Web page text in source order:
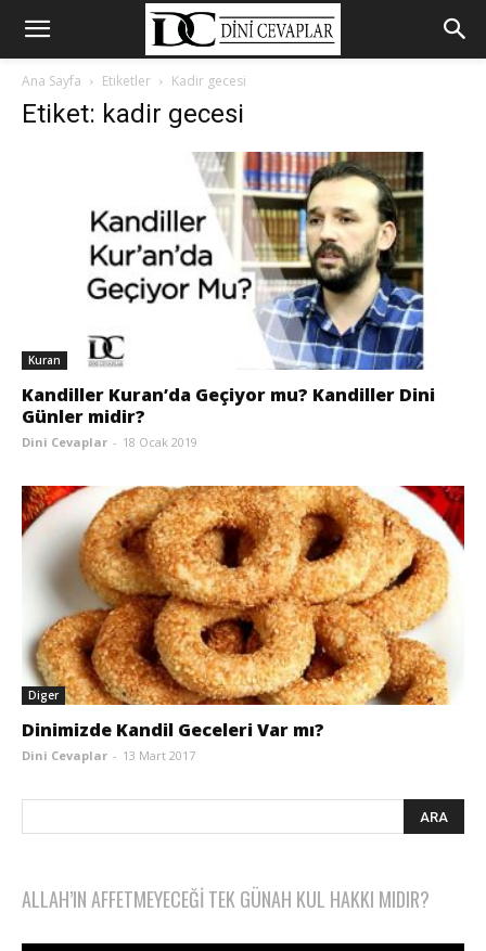
Ana Sayfa Etiketler Kadir gecesi
Etiket: kadir gecesi
Kuran
Kandiller Kuran’da Geçiyor mu? Kandiller Dini
Günler midir?
Dini Cevaplar - 18 Ocak 2019
Diger
Dinimizde Kandil Geceleri Var mı?
Dini Cevaplar - 13 Mart 2017
ALLAH’IN AFFETMEYECEĞI TEK GÜNAH KUL HAKKI MIDIR?